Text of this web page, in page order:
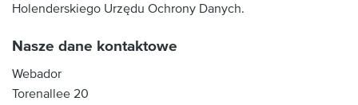
Holenderskiego Urzędu Ochrony Danych.
Nasze dane kontaktowe
Webador
Torenallee 20